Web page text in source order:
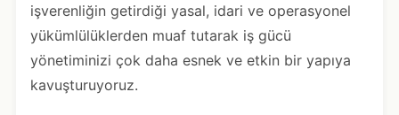
işverenliğin getirdiği yasal, idari ve operasyonel
yükümlülüklerden muaf tutarak iş gücü
yönetiminizi çok daha esnek ve etkin bir yapıya
kavuşturuyoruz.